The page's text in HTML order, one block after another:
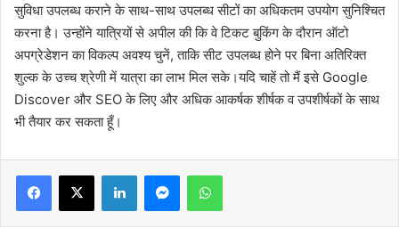
सुविधा उपलब्ध कराने के साथ-साथ उपलब्ध सीटों का अधिकतम उपयोग सुनिश्चित
करना है। उन्होंने यात्रियों से अपील की कि वे टिकट बुकिंग के दौरान ऑटो
अपग्रेडेशन का विकल्प अवश्य चुनें, ताकि सीट उपलब्ध होने पर बिना अतिरिक्त
शुल्क के उच्च श्रेणी में यात्रा का लाभ मिल सके।यदि चाहें तो मैं इसे Google
Discover और SEO के लिए और अधिक आकर्षक शीर्षक व उपशीर्षकों के साथ
भी तैयार कर सकता हूँ।
LinkedInMessengerWhatsApp